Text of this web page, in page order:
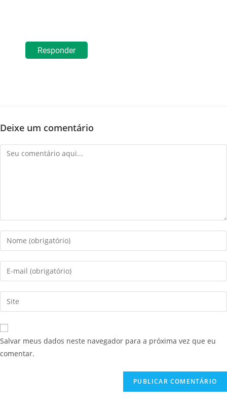
Responder
Deixe um comentário
Salvar meus dados neste navegador para a próxima vez que eu
comentar.